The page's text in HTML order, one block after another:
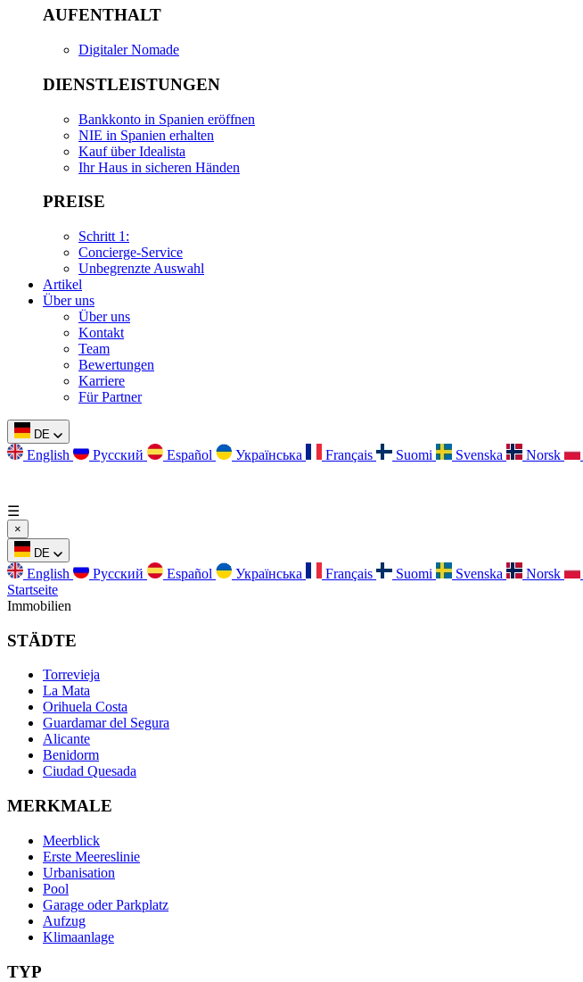
AUFENTHALT
Digitaler Nomade
DIENSTLEISTUNGEN
Bankkonto in Spanien eröffnen
NIE in Spanien erhalten
Kauf über Idealista
Ihr Haus in sicheren Händen
PREISE
Schritt 1:
Concierge-Service
Unbegrenzte Auswahl
Artikel
Über uns
Über uns
Kontakt
Team
Bewertungen
Karriere
Für Partner
DE
English Русский Español Українська Français Suomi Svenska Norsk
☰
×
DE
English Русский Español Українська Français Suomi Svenska Norsk
Startseite
Immobilien
STÄDTE
Torrevieja
La Mata
Orihuela Costa
Guardamar del Segura
Alicante
Benidorm
Ciudad Quesada
MERKMALE
Meerblick
Erste Meereslinie
Urbanisation
Pool
Garage oder Parkplatz
Aufzug
Klimaanlage
TYP